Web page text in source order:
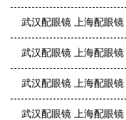
武汉配眼镜 上海配眼镜
武汉配眼镜 上海配眼镜
武汉配眼镜 上海配眼镜
武汉配眼镜 上海配眼镜